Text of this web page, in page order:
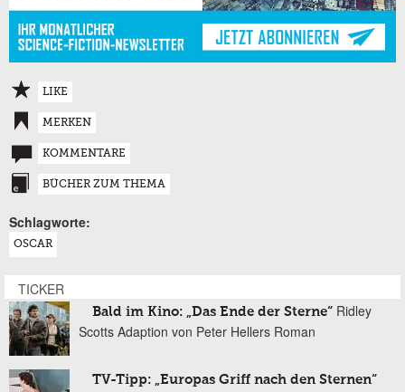
LIKE
MERKEN
KOMMENTARE
BÜCHER ZUM THEMA
Schlagworte:
OSCAR
TICKER
Bald im Kino: „Das Ende der Sterne“ Ridley
Scotts Adaption von Peter Hellers Roman
TV-Tipp: „Europas Griff nach den Sternen“